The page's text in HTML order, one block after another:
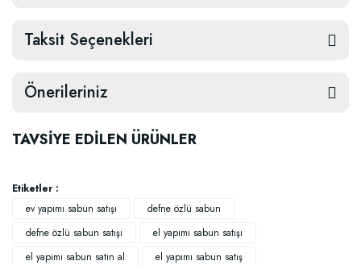
Taksit Seçenekleri
Önerileriniz
TAVSİYE EDİLEN ÜRÜNLER
TÜKENDI
Etiketler :
ev yapımı sabun satışı
defne özlü sabun
defne özlü sabun satışı
el yapımı sabun satışı
el yapımı sabun satın al
el yapımı sabun satış